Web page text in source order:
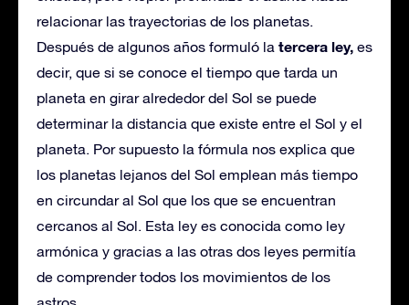
relacionar las trayectorias de los planetas.
Después de algunos años formuló la tercera ley, es
decir, que si se conoce el tiempo que tarda un
planeta en girar alrededor del Sol se puede
determinar la distancia que existe entre el Sol y el
planeta. Por supuesto la fórmula nos explica que
los planetas lejanos del Sol emplean más tiempo
en circundar al Sol que los que se encuentran
cercanos al Sol. Esta ley es conocida como ley
armónica y gracias a las otras dos leyes permitía
de comprender todos los movimientos de los